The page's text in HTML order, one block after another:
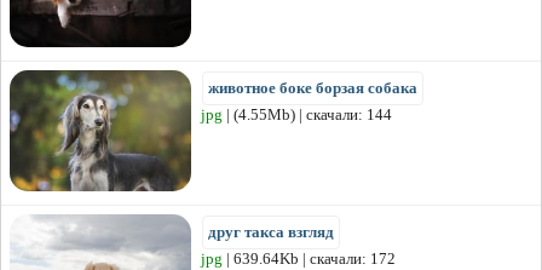
животное боке борзая собака
jpg | (4.55Mb) | скачали: 144
друг такса взгляд
jpg | 639.64Kb | скачали: 172